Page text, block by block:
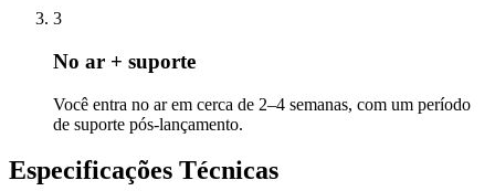
3
No ar + suporte
Você entra no ar em cerca de 2–4 semanas, com um período
de suporte pós-lançamento.
Especificações Técnicas